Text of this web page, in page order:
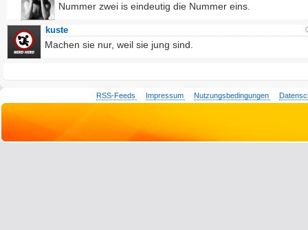
Nummer zwei is eindeutig die Nummer eins.
kuste
Machen sie nur, weil sie jung sind.
RSS-Feeds Impressum Nutzungsbedingungen